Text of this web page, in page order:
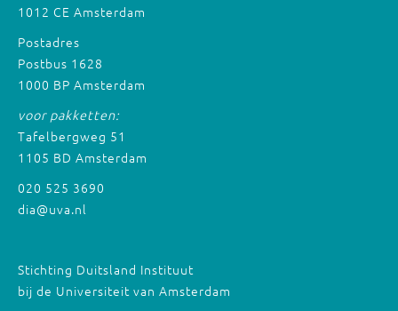
1012 CE Amsterdam
Postadres
Postbus 1628
1000 BP Amsterdam
voor pakketten:
Tafelbergweg 51
1105 BD Amsterdam
020 525 3690
dia@uva.nl
Stichting Duitsland Instituut
bij de Universiteit van Amsterdam